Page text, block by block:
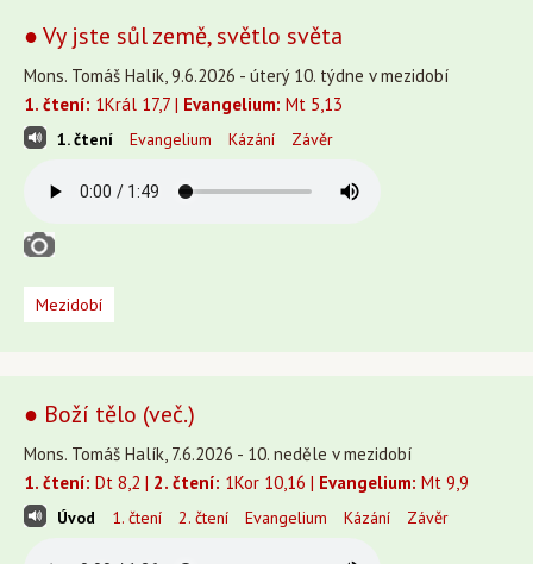
● Vy jste sůl země, světlo světa
Mons. Tomáš Halík, 9.6.2026 - úterý 10. týdne v mezidobí
1. čtení: 1Král 17,7 | Evangelium: Mt 5,13
1. čtení Evangelium Kázání Závěr
Mezidobí
● Boží tělo (več.)
Mons. Tomáš Halík, 7.6.2026 - 10. neděle v mezidobí
1. čtení: Dt 8,2 | 2. čtení: 1Kor 10,16 | Evangelium: Mt 9,9
Úvod 1. čtení 2. čtení Evangelium Kázání Závěr